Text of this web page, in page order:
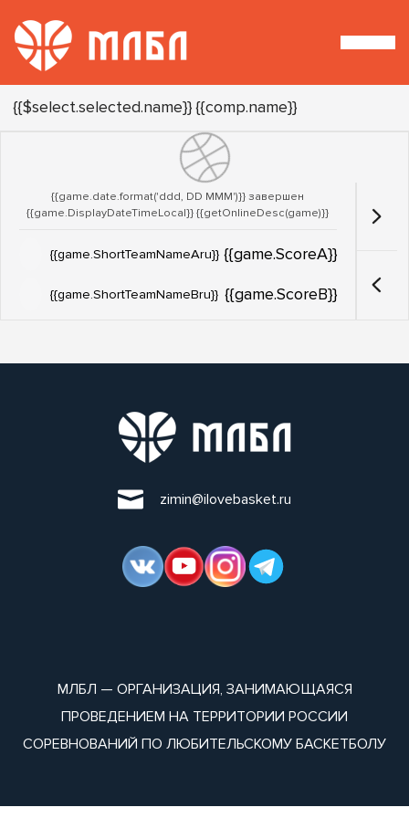
Турнир:
{{$select.selected.name}}{{comp.name}}
{{game.date.format('ddd, DD MMM')}} завершен
{{game.DisplayDateTimeLocal}}{{getOnlineDesc(game)}}
{{game.ShortTeamNameAru}} {{game.ScoreA}}
{{game.ShortTeamNameBru}} {{game.ScoreB}}
zimin@ilovebasket.ru
МЛБЛ — ОРГАНИЗАЦИЯ, ЗАНИМАЮЩАЯСЯ
ПРОВЕДЕНИЕМ НА ТЕРРИТОРИИ РОССИИ
СОРЕВНОВАНИЙ ПО ЛЮБИТЕЛЬСКОМУ БАСКЕТБОЛУ